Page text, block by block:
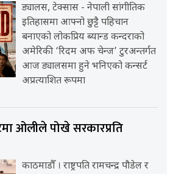
ड्यालस, टेक्सास - नेपाली सांगीतिक
इतिहासमा आफ्नो छुट्टै पहिचान
बनाएको लोकप्रिय ब्यान्ड कन्दराको
अमेरिकी ‘रिदम अफ चेन्ज’ टुरअन्तर्गत
आज ड्यालसमा हुने भनिएको कन्सर्ट
अप्रत्याशित रूपमा
ओलीले पोखे सरकारप्रति
काठमाडौँ । राष्ट्रपति रामचन्द्र पौडेल र